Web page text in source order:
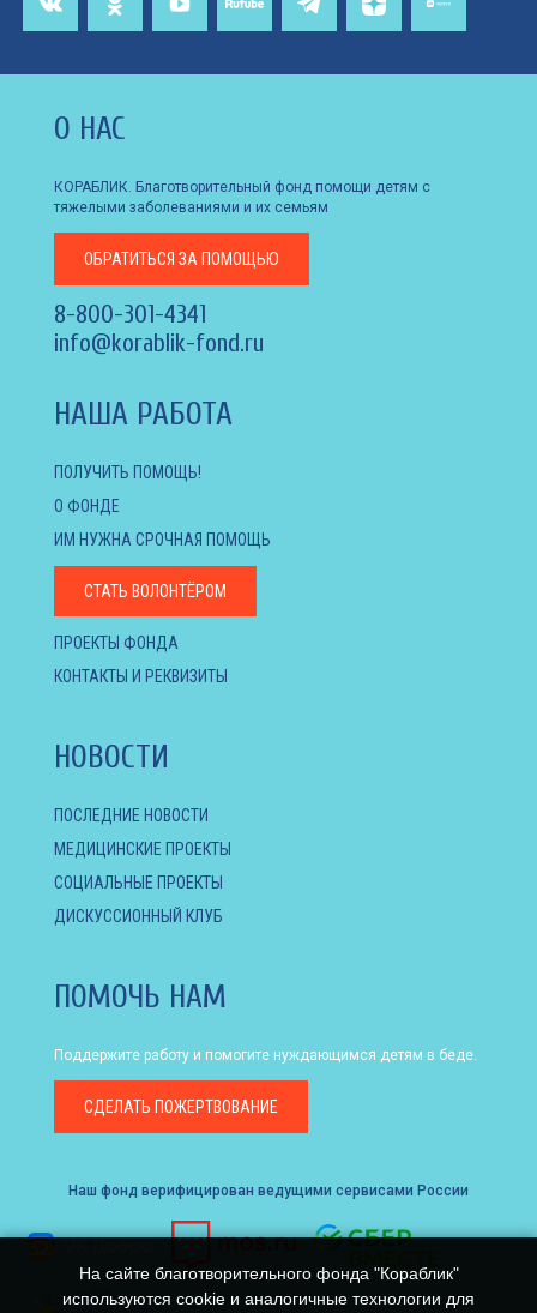
О НАС
КОРАБЛИК. Благотворительный фонд помощи детям с
тяжелыми заболеваниями и их семьям
ОБРАТИТЬСЯ ЗА ПОМОЩЬЮ
8-800-301-4341
info@korablik-fond.ru
НАША РАБОТА
ПОЛУЧИТЬ ПОМОЩЬ!
О ФОНДЕ
ИМ НУЖНА СРОЧНАЯ ПОМОЩЬ
СТАТЬ ВОЛОНТЁРОМ
ПРОЕКТЫ ФОНДА
КОНТАКТЫ И РЕКВИЗИТЫ
НОВОСТИ
ПОСЛЕДНИЕ НОВОСТИ
МЕДИЦИНСКИЕ ПРОЕКТЫ
СОЦИАЛЬНЫЕ ПРОЕКТЫ
ДИСКУССИОННЫЙ КЛУБ
ПОМОЧЬ НАМ
Поддержите работу и помогите нуждающимся детям в беде.
СДЕЛАТЬ ПОЖЕРТВОВАНИЕ
Наш фонд верифицирован ведущими сервисами России
На сайте благотворительного фонда "Кораблик"
используются cookie и аналогичные технологии для